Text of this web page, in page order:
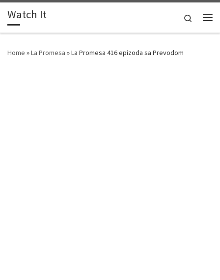
Skip to content
Watch It
Search
Home »La Promesa »La Promesa 416 epizoda sa Prevodom